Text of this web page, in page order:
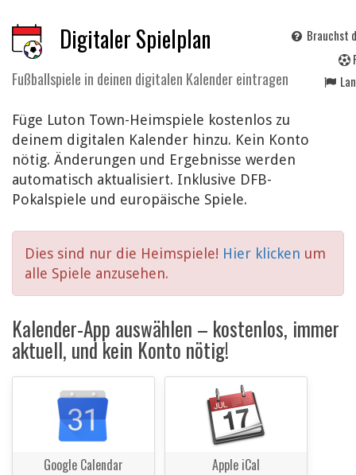
Digitaler Spielplan
Fußballspiele in deinen digitalen Kalender eintragen
Brauchst
Füge Luton Town-Heimspiele kostenlos zu
deinem digitalen Kalender hinzu. Kein Konto
nötig. Änderungen und Ergebnisse werden
automatisch aktualisiert. Inklusive DFB-
Pokalspiele und europäische Spiele.
Dies sind nur die Heimspiele! Hier klicken um
alle Spiele anzusehen.
Kalender-App auswählen – kostenlos, immer
aktuell, und kein Konto nötig!
Google Calendar Apple iCal